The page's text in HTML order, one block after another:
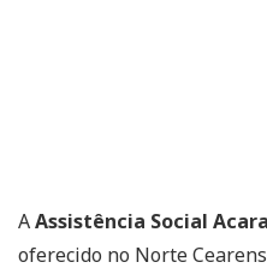
AAssistência Social
oferecido no Norte